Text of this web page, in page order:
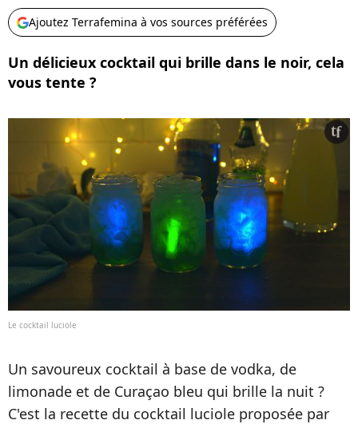
Ajoutez Terrafemina à vos sources préférées
Un délicieux cocktail qui brille dans le noir, cela
vous tente ?
Le cocktail luciole
Un savoureux cocktail à base de vodka, de
limonade et de Curaçao bleu qui brille la nuit ?
C'est la recette du cocktail luciole proposée par